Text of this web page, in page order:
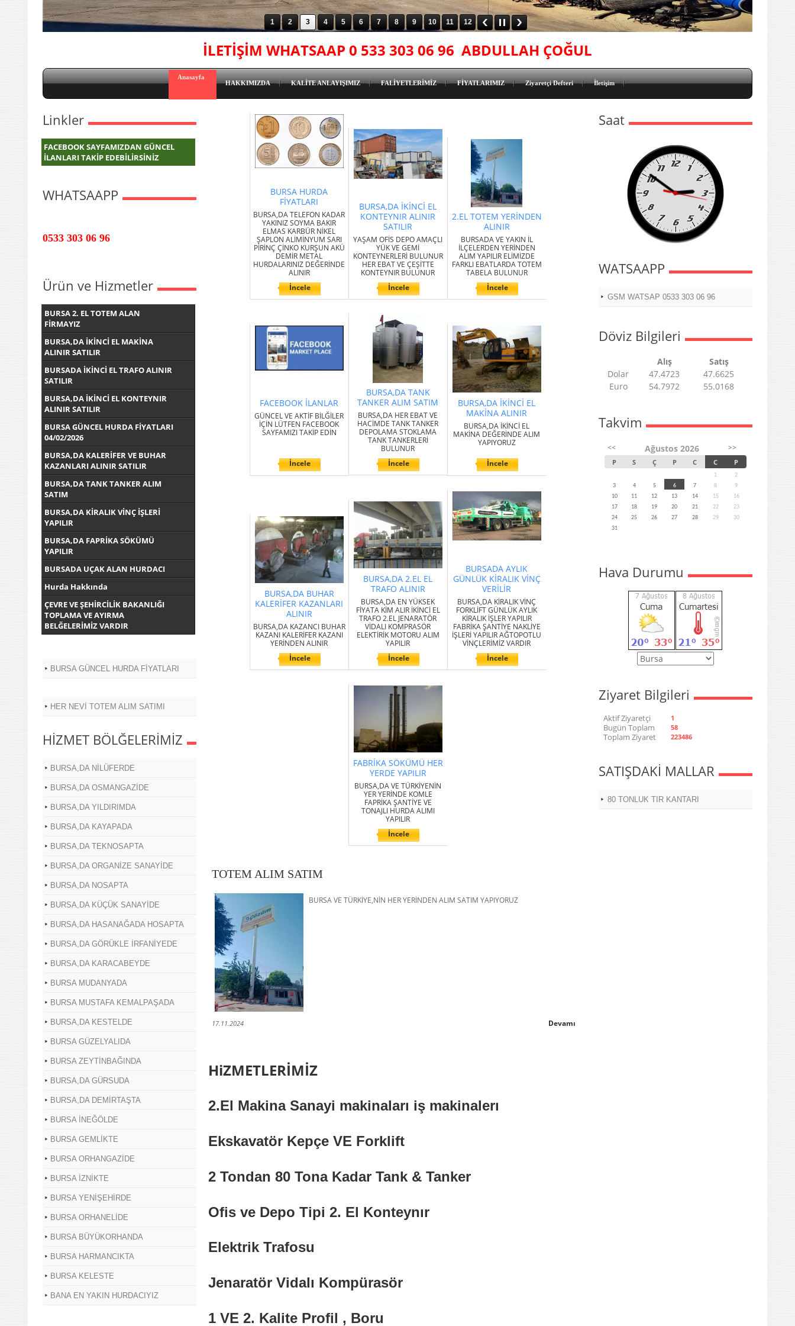
1 2 3 4 5 6 7 8 9 10 11 12
İLETİŞİM WHATSAAP 0 533 303 06 96 ABDULLAH ÇOĞUL
Anasayfa
HAKKIMIZDA
KALİTE ANLAYIŞIMIZ FALİYETLERİMİZ FİYATLARIMIZ Ziyaretçi Defteri İletişim
Linkler
FACEBOOK SAYFAMIZDAN GÜNCEL
İLANLARI TAKİP EDEBİLİRSİNİZ
WHATSAAPP
0533 303 06 96
Ürün ve Hizmetler
BURSA 2. EL TOTEM ALAN
FİRMAYIZ
BURSA,DA İKİNCİ EL MAKİNA
ALINIR SATILIR
BURSADA İKİNCİ EL TRAFO ALINIR
SATILIR
BURSA,DA İKİNCİ EL KONTEYNIR
ALINIR SATILIR
BURSA GÜNCEL HURDA FİYATLARI
04/02/2026
BURSA,DA KALERİFER VE BUHAR
KAZANLARI ALINIR SATILIR
BURSA,DA TANK TANKER ALIM
SATIM
BURSA,DA KİRALIK VİNÇ İŞLERİ
YAPILIR
BURSA,DA FAPRİKA SÖKÜMÜ
YAPILIR
BURSADA UÇAK ALAN HURDACI
Hurda Hakkında
ÇEVRE VE ŞEHİRCİLİK BAKANLIĞI
TOPLAMA VE AYIRMA
BELĞELERİMİZ VARDIR
BURSA GÜNCEL HURDA FİYATLARI
HER NEVİ TOTEM ALIM SATIMI
HİZMET BÖLĞELERİMİZ
BURSA,DA NİLÜFERDE
BURSA,DA OSMANGAZİDE
BURSA,DA YILDIRIMDA
BURSA,DA KAYAPADA
BURSA,DA TEKNOSAPTA
BURSA,DA ORGANİZE SANAYİDE
BURSA,DA NOSAPTA
BURSA,DA KÜÇÜK SANAYİDE
BURSA,DA HASANAĞADA HOSAPTA
BURSA,DA GÖRÜKLE İRFANİYEDE
BURSA,DA KARACABEYDE
BURSA MUDANYADA
BURSA MUSTAFA KEMALPAŞADA
BURSA,DA KESTELDE
BURSA GÜZELYALIDA
BURSA ZEYTİNBAĞINDA
BURSA,DA GÜRSUDA
BURSA,DA DEMİRTAŞTA
BURSA İNEĞÖLDE
BURSA GEMLİKTE
BURSA ORHANGAZİDE
BURSA İZNİKTE
BURSA YENİŞEHİRDE
BURSA ORHANELİDE
BURSA BÜYÜKORHANDA
BURSA HARMANCIKTA
BURSA KELESTE
BANA EN YAKIN HURDACIYIZ
BURSA HURDA
FİYATLARI
BURSA,DA TELEFON KADAR
YAKINIZ SOYMA BAKIR
ELMAS KARBÜR NİKEL
ŞAPLON ALİMİNYUM SARI
PİRİNÇ ÇİNKO KURŞUN AKÜ
DEMİR METAL
HURDALARINIZ DEĞERİNDE
ALINIR
İncele
BURSA,DA İKİNCİ EL
KONTEYNIR ALINIR
SATILIR
YAŞAM OFİS DEPO AMAÇLI
YÜK VE GEMİ
KONTEYNERLERİ BULUNUR
HER EBAT VE ÇEŞİTTE
KONTEYNIR BULUNUR
İncele
2.EL TOTEM YERİNDEN
ALINIR
BURSADA VE YAKIN İL
İLÇELERDEN YERİNDEN
ALIM YAPILIR ELİMİZDE
FARKLI EBATLARDA TOTEM
TABELA BULUNUR
İncele
FACEBOOK İLANLAR
GÜNCEL VE AKTİF BİLĞİLER
İÇİN LÜTFEN FACEBOOK
SAYFAMIZI TAKİP EDİN
İncele
BURSA,DA TANK
TANKER ALIM SATIM
BURSA,DA HER EBAT VE
HACİMDE TANK TANKER
DEPOLAMA STOKLAMA
TANK TANKERLERİ
BULUNUR
İncele
BURSA,DA İKİNCİ EL
MAKİNA ALINIR
BURSA,DA İKİNCİ EL
MAKİNA DEĞERİNDE ALIM
YAPIYORUZ
İncele
BURSA,DA BUHAR
KALERİFER KAZANLARI
ALINIR
BURSA,DA KAZANCI BUHAR
KAZANI KALERİFER KAZANI
YERİNDEN ALINIR
İncele
BURSA,DA 2.EL EL
TRAFO ALINIR
BURSA,DA EN YÜKSEK
FİYATA KİM ALIR İKİNCİ EL
TRAFO 2.EL JENARATÖR
VİDALI KOMPRASÖR
ELEKTİRİK MOTORU ALIM
YAPILIR
İncele
BURSADA AYLIK
GÜNLÜK KİRALIK VİNÇ
VERİLİR
BURSA,DA KİRALIK VİNÇ
FORKLİFT GÜNLÜK AYLIK
KİRALIK İŞLER YAPILIR
FABRİKA ŞANTİYE NAKLİYE
İŞLERİ YAPILIR AĞTOPOTLU
VİNÇLERİMİZ VARDIR
İncele
FABRİKA SÖKÜMÜ HER
YERDE YAPILIR
BURSA,DA VE TÜRKİYENİN
YER YERİNDE KOMLE
FAPRİKA ŞANTİYE VE
TONAJLI HURDA ALIMI
YAPILIR
İncele
TOTEM ALIM SATIM
BURSA VE TÜRKİYE,NİN HER YERİNDEN ALIM SATIM YAPIYORUZ
17.11.2024 Devamı
HiZMETLERİMİZ
2.El Makina Sanayi makinaları iş makinalerı
Ekskavatör Kepçe VE Forklift
2 Tondan 80 Tona Kadar Tank & Tanker
Ofis ve Depo Tipi 2. El Konteynır
Elektrik Trafosu
Jenaratör Vidalı Kompürasör
1 VE 2. Kalite Profil , Boru
Saat
WATSAAPP
GSM WATSAP 0533 303 06 96
Döviz Bilgileri
Alış
Satış
Dolar
47.4723
47.6625
Euro
54.7972 55.0168
Takvim
<< Ağustos 2026 >>
P S Ç P C C P
1
2
3
4 5 6 7 8
9
10
11 12 13 14 15
16
17
18 19 20 21 22
23
24
25 26 27 28 29
30
31
Hava Durumu
Ziyaret Bilgileri
Aktif Ziyaretçi 1
Bugün Toplam 58
Toplam Ziyaret 223486
SATIŞDAKİ MALLAR
80 TONLUK TIR KANTARI